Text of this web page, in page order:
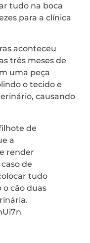
tudo na boca
para a clínica
aconteceu
três meses de
uma peça
o tecido e
causando
de
a
render
de
tudo
o cão duas